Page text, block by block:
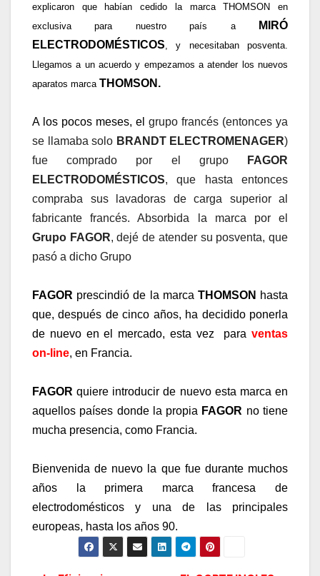
explicaron que habían cedido la marca THOMSON en
exclusiva para nuestro país a
MIRÓ
ELECTRODOMÉSTICOS , y necesitaban posventa.
Llegamos a un acuerdo y empezamos a atender los nuevos
aparatos marca THOMSON.
A los pocos meses, el grupo francés (entonces ya
se llamaba solo BRANDT ELECTROMENAGER)
fue comprado por el grupo
FAGOR
ELECTRODOMÉSTICOS, que hasta entonces
compraba sus lavadoras de carga superior al
fabricante francés. Absorbida la marca por el
Grupo FAGOR, dejé de atender su posventa, que
pasó a dicho Grupo
FAGOR prescindió de la marca THOMSON hasta
que, después de cinco años, ha decidido ponerla
de nuevo en el mercado, esta vez para ventas
on-line, en Francia.
FAGOR quiere introducir de nuevo esta marca en
aquellos países donde la propia FAGOR no tiene
mucha presencia, como Francia.
Bienvenida de nuevo la que fue durante muchos
años la primera marca francesa de
electrodomésticos y una de las principales
europeas, hasta los años 90.